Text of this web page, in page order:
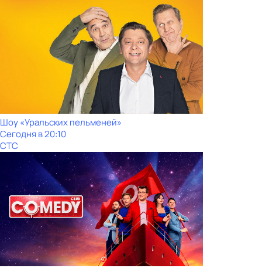
Шоy «Уральских пeльменей»
Сегодня в 20:10
СТС